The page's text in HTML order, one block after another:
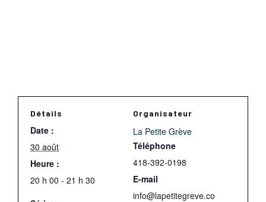
Détails
Date :
30 août
Heure :
20 h 00 - 21 h 30
Organisateur
La Petite Grève
Téléphone
418-392-0198
E-mail
info@lapetitegreve.co